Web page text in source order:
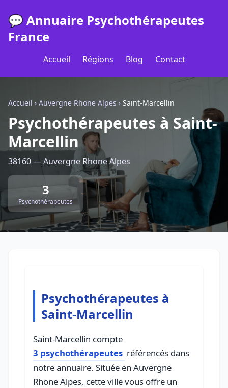
💬 Annuaire Psychothérapeutes
France
Accueil Régions Blog Contact
Accueil › Auvergne Rhone Alpes › Saint-Marcellin
Psychothérapeutes à Saint-
Marcellin
38160 — Auvergne Rhone Alpes
3
Psychothérapeutes
Psychothérapeutes à
Saint-Marcellin
Saint-Marcellin compte
3 psychothérapeutes référencés dans
notre annuaire. Située en Auvergne
Rhone Alpes, cette ville vous offre un